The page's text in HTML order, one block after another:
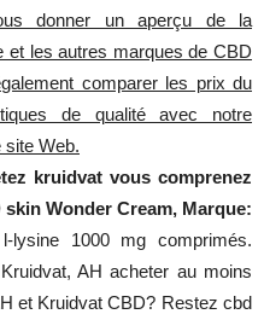
donner un aperçu de la
et les autres marques de CBD
comparer les prix du
de qualité avec notre
Web.
kruidvat vous comprenez
Wonder Cream, Marque:
lysine 1000 mg comprimés.
AH acheter au moins
et Kruidvat CBD? Restez cbd